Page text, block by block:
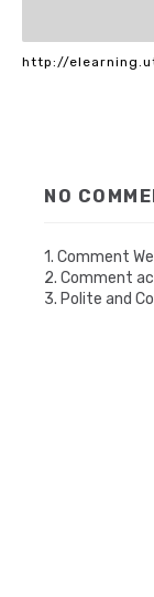
http://
NO
1. Comment
2. Comment
3. Polite and